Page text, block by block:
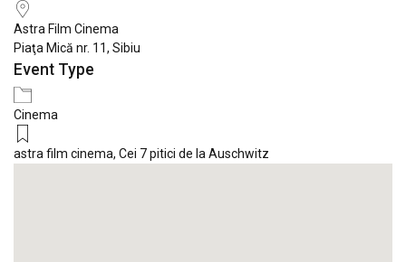
Astra Film Cinema
Piaţa Mică nr. 11, Sibiu
Event Type
Cinema
astra film cinema, Cei 7 pitici de la Auschwitz